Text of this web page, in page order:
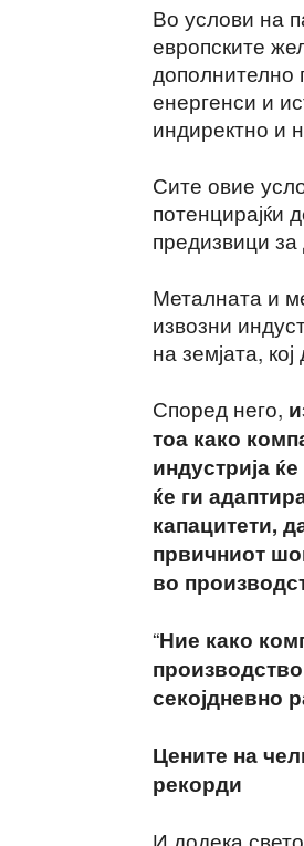
Во услови на
европските
дополнително
енергенси и
индиректно и
Сите овие
потенцирајќи
предизвици
Металната и
извозни
на земјата,
Според него,
тоа како
индустрија
ќе ги
капацитети,
првичниот
во
“Ние како
секојдневно
Цените на
рекорди
И додека